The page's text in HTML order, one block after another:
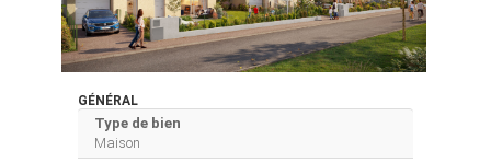
GÉNÉRAL
Type de bien
Maison